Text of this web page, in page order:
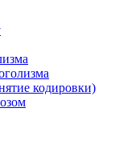
кодировки)